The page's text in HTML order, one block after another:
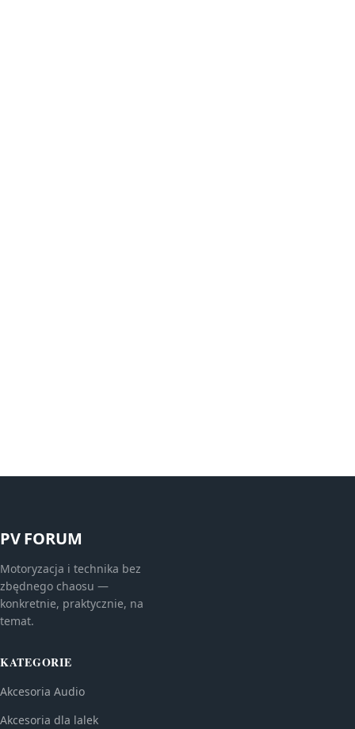
PV FORUM
Motoryzacja i technika bez
zbędnego chaosu —
konkretnie, praktycznie, na
temat.
KATEGORIE
Akcesoria Audio
Akcesoria dla lalek